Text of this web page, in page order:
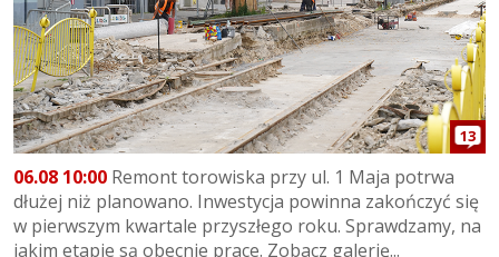
13
06.08 10:00 Remont torowiska przy ul. 1 Maja potrwa
dłużej niż planowano. Inwestycja powinna zakończyć się
w pierwszym kwartale przyszłego roku. Sprawdzamy, na
jakim etapie są obecnie prace. Zobacz galerię...